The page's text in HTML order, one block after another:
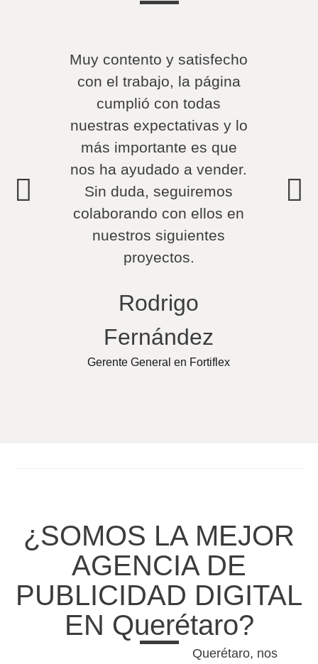
Muy contento y satisfecho
con el trabajo, la página
cumplió con todas
nuestras expectativas y lo
más importante es que
nos ha ayudado a vender.
Sin duda, seguiremos
colaborando con ellos en
nuestros siguientes
proyectos.
Rodrigo
Fernández
Gerente General en Fortiflex
¿SOMOS LA MEJOR
AGENCIA DE
PUBLICIDAD DIGITAL
EN Querétaro?
Querétaro, nos